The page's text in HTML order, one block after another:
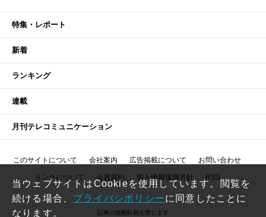
特集・レポート
新着
ランキング
連載
月刊テレコミュニケーション
このサイトについて 会社案内 広告掲載について お問い合わせ
リンクについて 会員規約 個人情報保護方針 RSS
記事の無断転載を禁じます
当ウェブサイトはCookieを使用しています。閲覧を
続ける場合、 プライバシポリシーに同意したことに
なります。